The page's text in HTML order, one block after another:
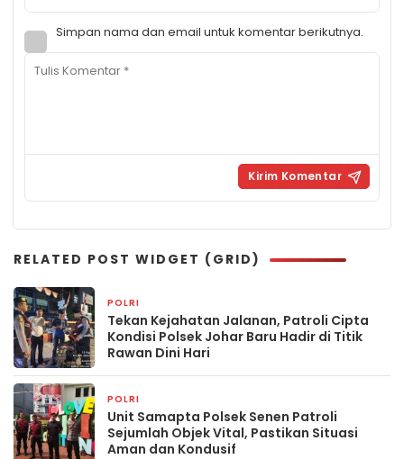
Simpan nama dan email untuk komentar berikutnya.
RELATED POST WIDGET (GRID)
POLRI
Tekan Kejahatan Jalanan, Patroli Cipta
Kondisi Polsek Johar Baru Hadir di Titik
Rawan Dini Hari
POLRI
Unit Samapta Polsek Senen Patroli
Sejumlah Objek Vital, Pastikan Situasi
Aman dan Kondusif